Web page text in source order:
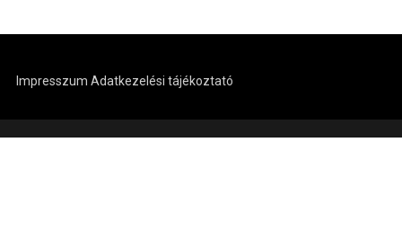
Impresszum Adatkezelési tájékoztató